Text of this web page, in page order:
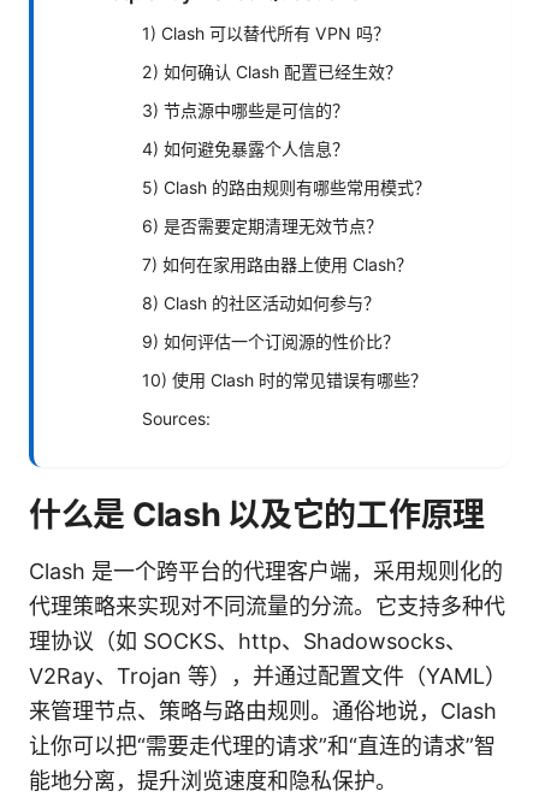
1) Clash 可以替代所有 VPN 吗？
2) 如何确认 Clash 配置已经生效？
3) 节点源中哪些是可信的？
4) 如何避免暴露个人信息？
5) Clash 的路由规则有哪些常用模式？
6) 是否需要定期清理无效节点？
7) 如何在家用路由器上使用 Clash？
8) Clash 的社区活动如何参与？
9) 如何评估一个订阅源的性价比？
10) 使用 Clash 时的常见错误有哪些？
Sources:
什么是 Clash 以及它的工作原理
Clash 是一个跨平台的代理客户端，采用规则化的
代理策略来实现对不同流量的分流。它支持多种代
理协议（如 SOCKS、http、Shadowsocks、
V2Ray、Trojan 等），并通过配置文件（YAML）
来管理节点、策略与路由规则。通俗地说，Clash
让你可以把“需要走代理的请求”和“直连的请求”智
能地分离，提升浏览速度和隐私保护。